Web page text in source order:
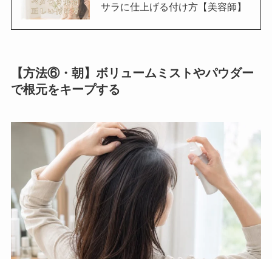
サラに仕上げる付け方【美容師】
【方法⑥・朝】ボリュームミストやパウダー
で根元をキープする